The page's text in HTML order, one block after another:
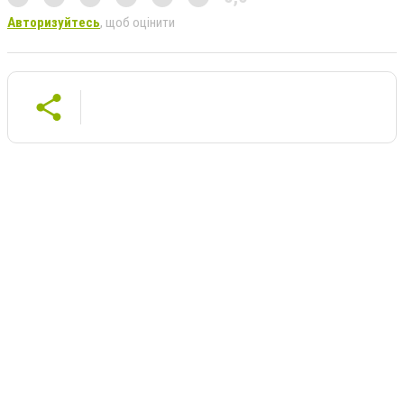
Авторизуйтесь, щоб оцінити